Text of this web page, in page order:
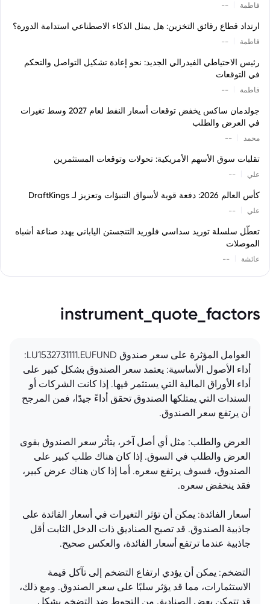
فاطمة --
ارتداد قطاع رقائق التخزين: هل يمثل الذكاء الاصطناعي استدامة الدورة؟
فاطمة --
رئيس الاحتياطي الفيدرالي الجديد: نحو إعادة تشكيل التواصل والتحكم
في التوقعات
فاطمة --
جولدمان ساكس يخفض توقعات أسعار النفط لعام 2027 وسط تغيرات
في العرض والطلب
محمد --
تقلبات سوق الأسهم الأمريكية: تحولات وتوقعات المستثمرين
علي --
كأس العالم 2026: دفعة قوية لأسواق التنبؤات وتعزيز لـ DraftKings
علي --
تعطّل سلسلة توريد سداسي فلوريد التنجستن الياباني يهدد صناعة أشباه
الموصلات
عائشة --
instrument_quote_factors
العوامل المؤثرة على سعر صندوق LU1532731111.EUFUND:
أداء الأصول الأساسية: يعتمد سعر الصندوق بشكل كبير على
أداء الأوراق المالية التي يستثمر فيها. إذا كانت الشركات أو
السندات التي يمتلكها الصندوق تحقق أداءً جيدًا، فمن المرجح
أن يرتفع سعر الصندوق.
العرض والطلب: مثل أي أصل آخر، يتأثر سعر الصندوق بقوى
العرض والطلب في السوق. إذا كان هناك طلب كبير على
الصندوق، فسوف يرتفع سعره. أما إذا كان هناك عرض كبير،
فقد ينخفض سعره.
أسعار الفائدة: يمكن أن تؤثر التغيرات في أسعار الفائدة على
جاذبية الصندوق. قد تصبح الصناديق ذات الدخل الثابت أقل
جاذبية عندما ترتفع أسعار الفائدة، والعكس صحيح.
التضخم: يمكن أن يؤدي ارتفاع التضخم إلى تآكل قيمة
الاستثمارات، مما قد يؤثر سلبًا على سعر الصندوق. ومع ذلك،
قد تتمكن بعض الصناديق من التحوط ضد التضخم بشكل